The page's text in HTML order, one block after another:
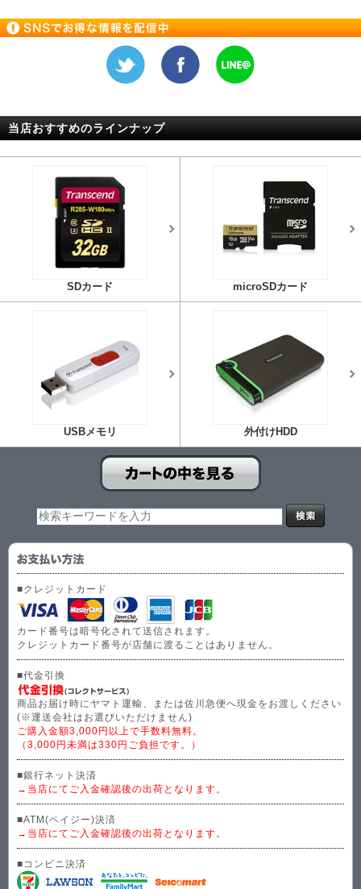
当店おすすめのラインナップ
SDカード microSDカード
USBメモリ 外付けHDD
■クレジットカード
カード番号は暗号化されて送信されます。
クレジットカード番号が店舗に渡ることはありません。
■代金引換
商品お届け時にヤマト運輸、または佐川急便へ現金をお渡しください
(※運送会社はお選びいただけません)
ご購入金額3,000円以上で手数料無料。
（3,000円未満は330円ご負担です。）
■銀行ネット決済
→当店にてご入金確認後の出荷となります。
■ATM(ペイジー)決済
→当店にてご入金確認後の出荷となります。
■コンビニ決済